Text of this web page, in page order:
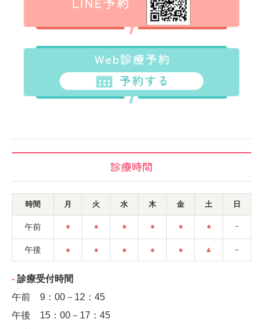
診療時間
時間 月 火 水 木 金 土 日
午前 ● ● ● ● ● ● －
午後 ● ● ● ● ● ▲ －
‐ 診療受付時間
午前 9：00－12：45
午後 15：00－17：45